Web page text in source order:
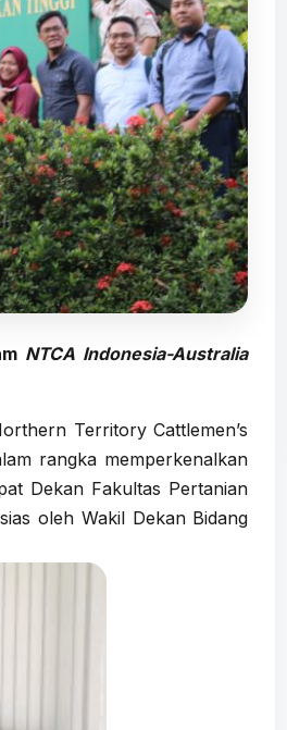
NTCA Indonesia-Australia
Territory Cattlemen’s
rangka memperkenalkan
Dekan Fakultas Pertanian
oleh Wakil Dekan Bidang